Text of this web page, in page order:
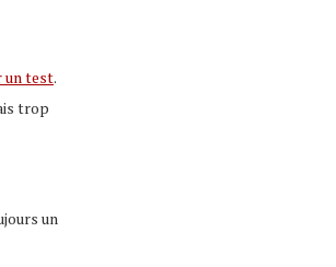
un test.
trop
un